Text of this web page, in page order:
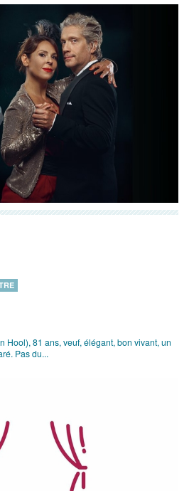
Hool), 81 ans, veuf, élégant, bon vivant, un
Pas du...